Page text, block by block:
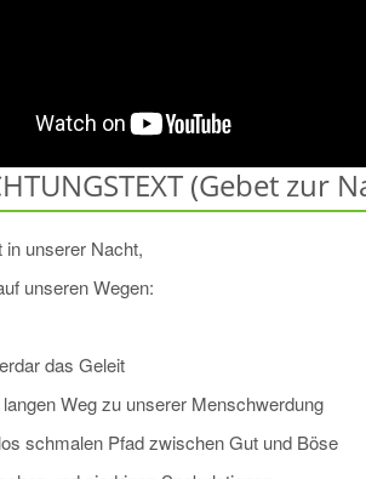
(Gebet zur
in unserer Nacht,
unseren Wegen:
das Geleit
Weg zu unserer Menschwerdung
schmalen Pfad zwischen Gut und Böse